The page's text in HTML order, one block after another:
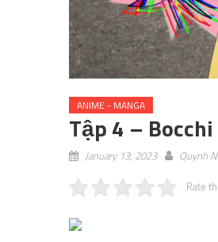
ANIME - MANGA
Tập 4 –
January 13, 2023 Quynh
Rate